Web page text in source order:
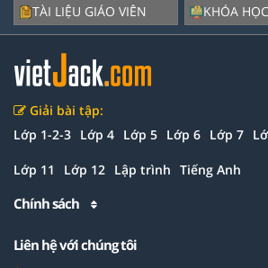
TÀI LIỆU GIÁO VIÊN
KHÓA HỌC
Giải bài tập:
Lớp 1-2-3 Lớp 4 Lớp 5 Lớp 6 Lớp 7
Lớp 11 Lớp 12 Lập trình Tiếng Anh
Chính sách
Liên hệ với chúng tôi